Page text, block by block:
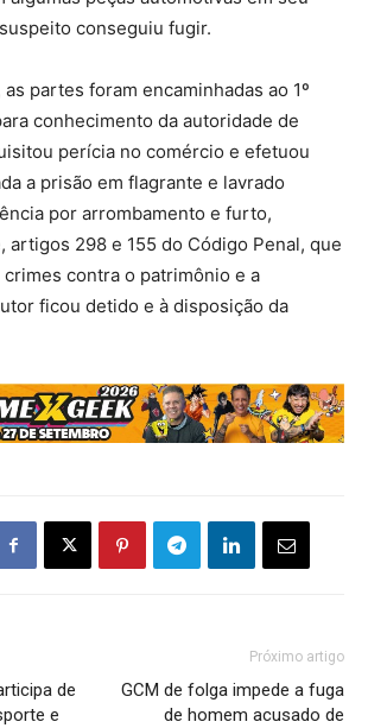
conseguiu fugir.
partes foram encaminhadas ao 1º
conhecimento da autoridade de
perícia no comércio e efetuou
a prisão em flagrante e lavrado
por arrombamento e furto,
artigos 298 e 155 do Código Penal, que
contra o patrimônio e a
ficou detido e à disposição da
de
e
Próximo artigo
GCM de folga impede a fuga
de homem acusado de